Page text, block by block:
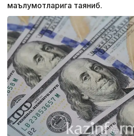
маълумотларига таяниб.